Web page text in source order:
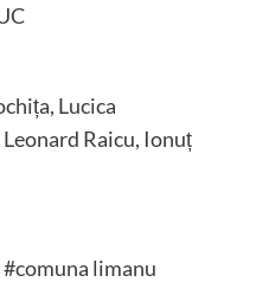
Lucica
Raicu, Ionuț
limanu